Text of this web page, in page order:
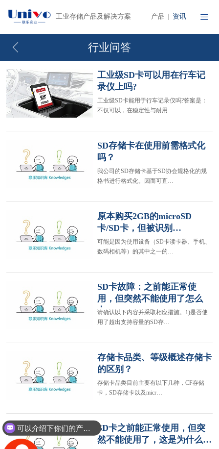
工业存储产品及解决方案 产品 资讯
行业问答
工业级SD卡可以用在行车记
录仪上吗?
工业级SD卡能用于行车记录仪吗?答案是：
不仅可以，在稳定性与耐用…
SD存储卡在使用前需格式化
吗？
我公司的SD存储卡基于SD协会规格化的规
格书进行格式化。因而可直…
原本购买2GB的microSD
卡/SD卡，但被识别…
可能是因为使用设备（SD卡读卡器、手机、
数码相机等）的其中之一的…
SD卡故障：之前能正常使
用，但突然不能使用了怎么
办…
请确认以下内容并采取相应措施。1)是否使
用了超出支持容量的SD存…
存储卡品类、等级概述存储卡
的区别？
存储卡品类目前主要有以下几种，CF存储
卡，SD存储卡以及micr…
SD卡之前能正常使用，但突
然不能使用了，这是为什么…